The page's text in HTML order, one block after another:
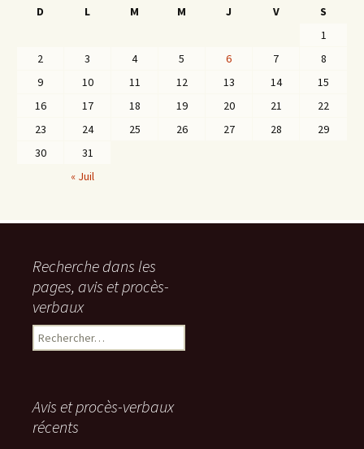
D
L M M J V
S
1
2
3 4 5 6 7
8
9
10 11 12 13 14
15
16
17 18 19 20 21
22
23
24 25 26 27 28
29
30
31
« Juil
Recherche dans les
pages, avis et procès-
verbaux
Rechercher :
Avis et procès-verbaux
récents